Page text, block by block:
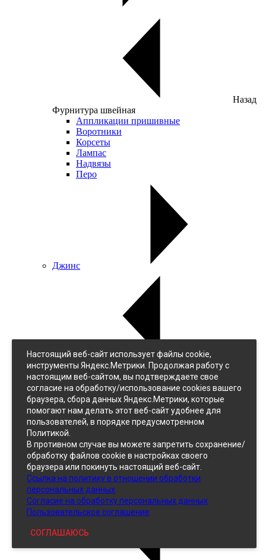
Назад
Фурнитура швейная
Аппликации пришивные
Воротники
Корсеты
Лампас
Надвязы
Перо
Джинс
Джинс
Однотонный
Принтованный
Кожзам
Настоящий веб-сайт использует файлы cookie,
инструменты Яндекс.Метрики. Продолжая работу с
настоящим веб-сайтом, вы подтверждаете свое
согласие на обработку/использование cookies вашего
браузера, сбора данных Яндекс.Метрики, которые
помогают нам делать этот веб-сайт удобнее для
пользователей, в порядке предусмотренном
Политикой.
В противном случае вы можете запретить сохранение/
обработку файлов cookie в настройках своего
браузера или покинуть настоящий веб-сайт.
Ссылка на политику в отношении обработки
персональных данных
Согласие на обработку персональных данных
Пользовательское соглашение
СОГЛАШАЮСЬ